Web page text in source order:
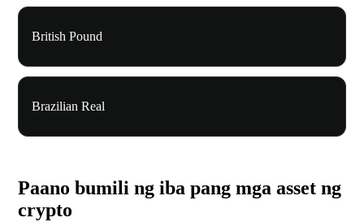
British Pound
Brazilian Real
Paano bumili ng iba pang mga asset ng
crypto